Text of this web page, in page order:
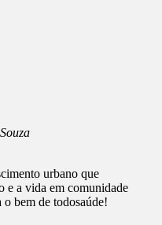
urbano que
e a vida em comunidade
o bem de todosaúde!